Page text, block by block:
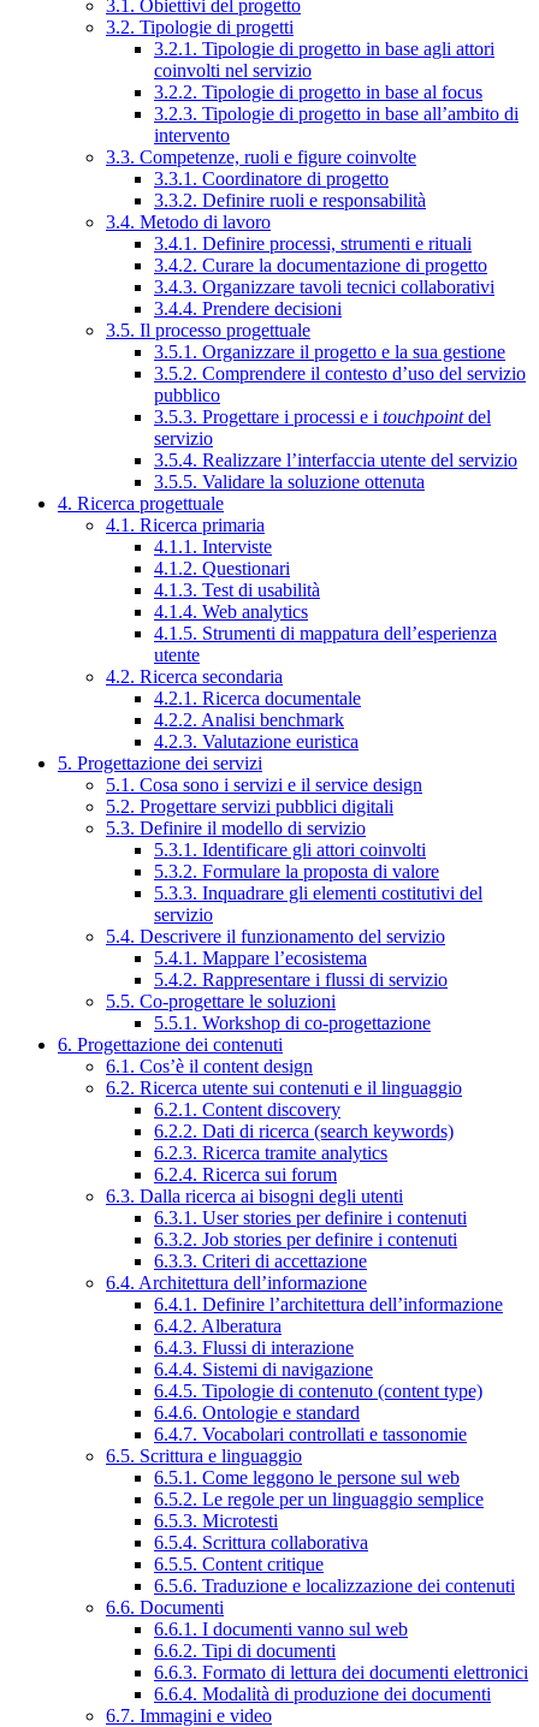
3.1. Obiettivi del progetto
3.2. Tipologie di progetti
3.2.1. Tipologie di progetto in base agli attori
coinvolti nel servizio
3.2.2. Tipologie di progetto in base al focus
3.2.3. Tipologie di progetto in base all’ambito di
intervento
3.3. Competenze, ruoli e figure coinvolte
3.3.1. Coordinatore di progetto
3.3.2. Definire ruoli e responsabilità
3.4. Metodo di lavoro
3.4.1. Definire processi, strumenti e rituali
3.4.2. Curare la documentazione di progetto
3.4.3. Organizzare tavoli tecnici collaborativi
3.4.4. Prendere decisioni
3.5. Il processo progettuale
3.5.1. Organizzare il progetto e la sua gestione
3.5.2. Comprendere il contesto d’uso del servizio
pubblico
3.5.3. Progettare i processi e i touchpointdel
servizio
3.5.4. Realizzare l’interfaccia utente del servizio
3.5.5. Validare la soluzione ottenuta
4. Ricerca progettuale
4.1. Ricerca primaria
4.1.1. Interviste
4.1.2. Questionari
4.1.3. Test di usabilità
4.1.4. Web analytics
4.1.5. Strumenti di mappatura dell’esperienza
utente
4.2. Ricerca secondaria
4.2.1. Ricerca documentale
4.2.2. Analisi benchmark
4.2.3. Valutazione euristica
5. Progettazione dei servizi
5.1. Cosa sono i servizi e il service design
5.2. Progettare servizi pubblici digitali
5.3. Definire il modello di servizio
5.3.1. Identificare gli attori coinvolti
5.3.2. Formulare la proposta di valore
5.3.3. Inquadrare gli elementi costitutivi del
servizio
5.4. Descrivere il funzionamento del servizio
5.4.1. Mappare l’ecosistema
5.4.2. Rappresentare i flussi di servizio
5.5. Co-progettare le soluzioni
5.5.1. Workshop di co-progettazione
6. Progettazione dei contenuti
6.1. Cos’è il content design
6.2. Ricerca utente sui contenuti e il linguaggio
6.2.1. Content discovery
6.2.2. Dati di ricerca (search keywords)
6.2.3. Ricerca tramite analytics
6.2.4. Ricerca sui forum
6.3. Dalla ricerca ai bisogni degli utenti
6.3.1. User stories per definire i contenuti
6.3.2. Job stories per definire i contenuti
6.3.3. Criteri di accettazione
6.4. Architettura dell’informazione
6.4.1. Definire l’architettura dell’informazione
6.4.2. Alberatura
6.4.3. Flussi di interazione
6.4.4. Sistemi di navigazione
6.4.5. Tipologie di contenuto (content type)
6.4.6. Ontologie e standard
6.4.7. Vocabolari controllati e tassonomie
6.5. Scrittura e linguaggio
6.5.1. Come leggono le persone sul web
6.5.2. Le regole per un linguaggio semplice
6.5.3. Microtesti
6.5.4. Scrittura collaborativa
6.5.5. Content critique
6.5.6. Traduzione e localizzazione dei contenuti
6.6. Documenti
6.6.1. I documenti vanno sul web
6.6.2. Tipi di documenti
6.6.3. Formato di lettura dei documenti elettronici
6.6.4. Modalità di produzione dei documenti
6.7. Immagini e video